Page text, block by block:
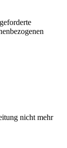
nicht mehr